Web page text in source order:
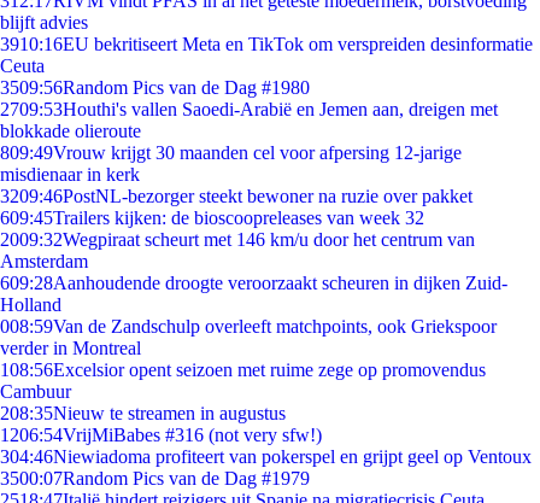
blijft advies
3910:16EU bekritiseert Meta en TikTok om verspreiden desinformatie
Ceuta
3509:56Random Pics van de Dag #1980
2709:53Houthi's vallen Saoedi-Arabië en Jemen aan, dreigen met
blokkade olieroute
809:49Vrouw krijgt 30 maanden cel voor afpersing 12-jarige
misdienaar in kerk
3209:46PostNL-bezorger steekt bewoner na ruzie over pakket
609:45Trailers kijken: de bioscoopreleases van week 32
2009:32Wegpiraat scheurt met 146 km/u door het centrum van
Amsterdam
609:28Aanhoudende droogte veroorzaakt scheuren in dijken Zuid-
Holland
008:59Van de Zandschulp overleeft matchpoints, ook Griekspoor
verder in Montreal
108:56Excelsior opent seizoen met ruime zege op promovendus
Cambuur
208:35Nieuw te streamen in augustus
1206:54VrijMiBabes #316 (not very sfw!)
304:46Niewiadoma profiteert van pokerspel en grijpt geel op Ventoux
3500:07Random Pics van de Dag #1979